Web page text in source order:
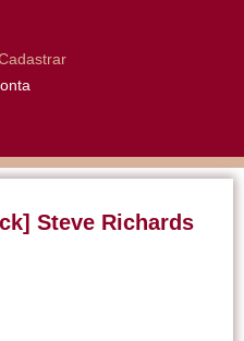
Steve Richards